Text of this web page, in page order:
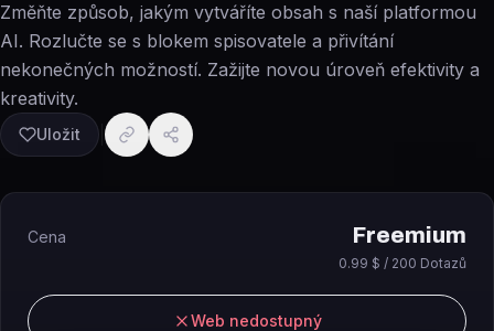
Změňte způsob, jakým vytváříte obsah s naší platformou
AI. Rozlučte se s blokem spisovatele a přivítání
nekonečných možností. Zažijte novou úroveň efektivity a
kreativity.
Uložit
Cena Freemium
0.99 $ / 200 Dotazů
Web nedostupný